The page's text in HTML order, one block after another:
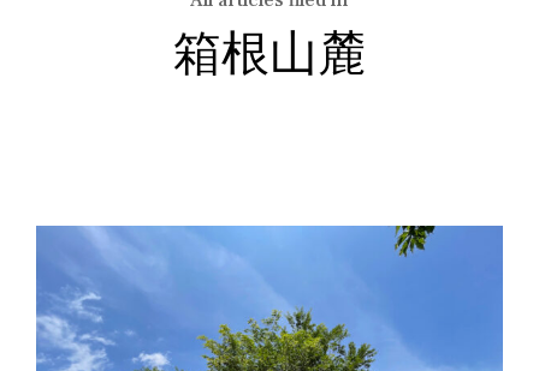
箱根山麓
navigation